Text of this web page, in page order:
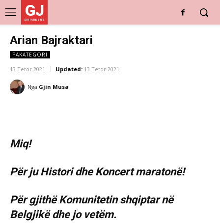
GJ
DRITARE E RE
Arian Bajraktari
PAKATEGORI
13 Tetor 2021 Updated: 13 Tetor 2021
Nga Gjin Musa
Miq!
Për ju Histori dhe Koncert maratonë!
Për gjithë Komunitetin shqiptar në
Belgjikë dhe jo vetëm.